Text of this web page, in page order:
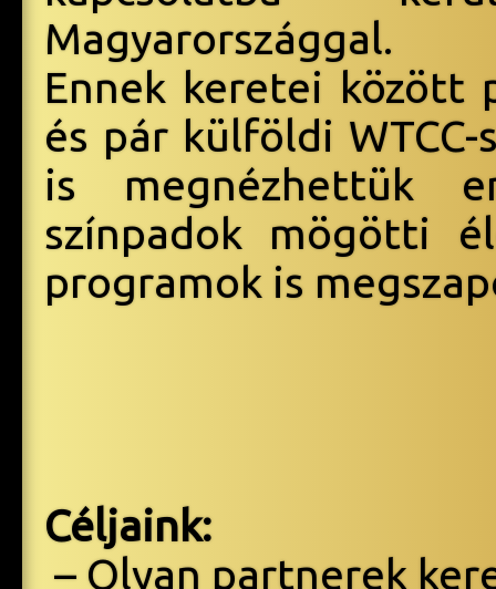
Magyarországgal.
Ennek keretei között
és pár külföldi
is megnézhettük
színpadok mögötti
programok is
Céljaink:
– Olyan partnerek